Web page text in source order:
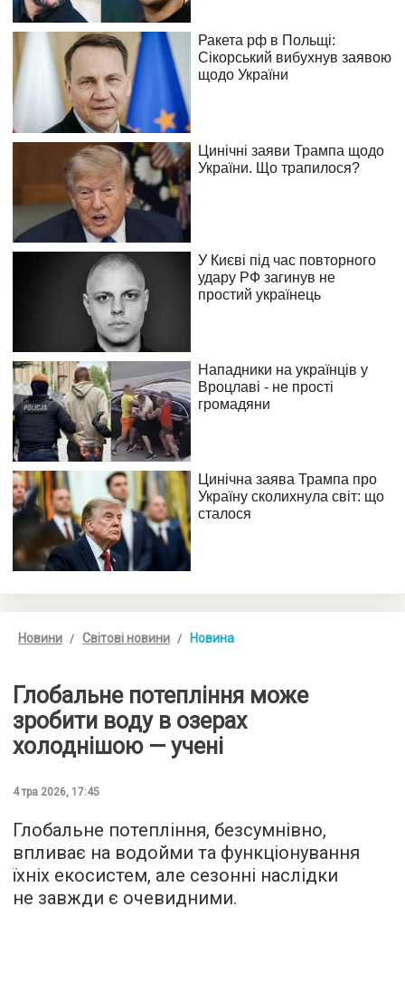
Новини Світові новини Новина
Глобальне потепління може
зробити воду в озерах
холоднішою — учені
4 тра 2026, 17:45
Глобальне потепління, безсумнівно,
впливає на водойми та функціонування
їхніх екосистем, але сезонні наслідки
не завжди є очевидними.